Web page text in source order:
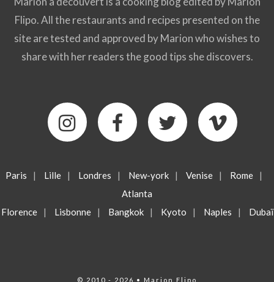
Flipo. All the restaurants and recipes presented on the
site are tested and approved by Marion who wishes to
share with her readers the good tips she discovers.
Paris | Lille | Londres | New-york | Venise | Rome
|
Atlanta
Florence
| Lisbonne | Bangkok | Kyoto | Naples | Dubaï
© 2010 - 2026 • Marion Flipo